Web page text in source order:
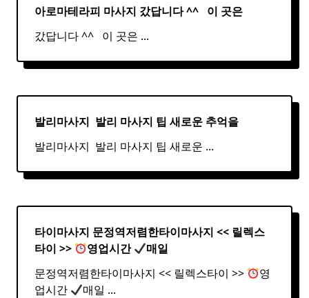
아로마테라피 마사지 갔답니다 ^^ ​ ​ 이 곳은
갔답니다 ^^ ​ ​ 이 곳은 ...
발리마사지 ​ 발리 마사지 팁 새로운 추억을
발리마사지 ​ 발리 마사지 팁 새로운 ...
타이마사지 문정역저렴한타이마사지 << 릴렉스
타이 >> 영업시간
매일
문정역저렴한타이마사지 << 릴렉스타이 >>
영
업시간
매일 ...